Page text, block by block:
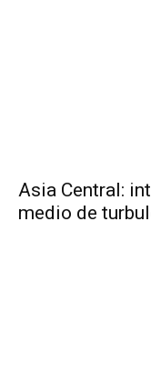
Asia Central:
medio de